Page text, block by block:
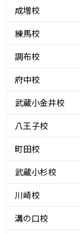
成増校
練馬校
調布校
府中校
武蔵小金井校
八王子校
町田校
武蔵小杉校
川崎校
溝の口校